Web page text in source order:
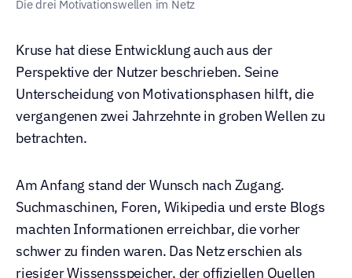
Die drei Motivationswellen im Netz
Kruse hat diese Entwicklung auch aus der
Perspektive der Nutzer beschrieben. Seine
Unterscheidung von Motivationsphasen hilft, die
vergangenen zwei Jahrzehnte in groben Wellen zu
betrachten.
Am Anfang stand der Wunsch nach Zugang.
Suchmaschinen, Foren, Wikipedia und erste Blogs
machten Informationen erreichbar, die vorher
schwer zu finden waren. Das Netz erschien als
riesiger Wissensspeicher, der offiziellen Quellen